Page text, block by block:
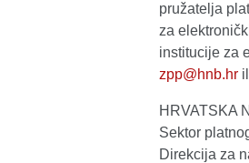
pružatelja
za
institucije za
zpp@hnb.hr
HRVATSKA
Sektor
Direkcija za